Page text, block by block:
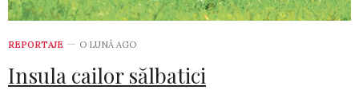
REPORTAJE O LUNĂ AGO
Insula cailor sălbatici